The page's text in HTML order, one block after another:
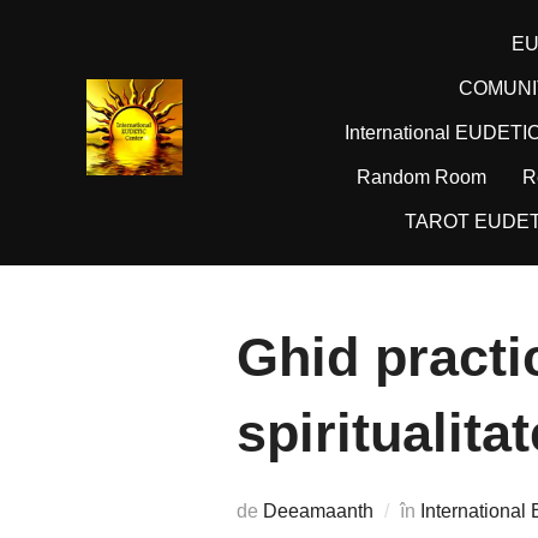
International
Random Room
TAROT
Ghid
de Deeamaanth în International